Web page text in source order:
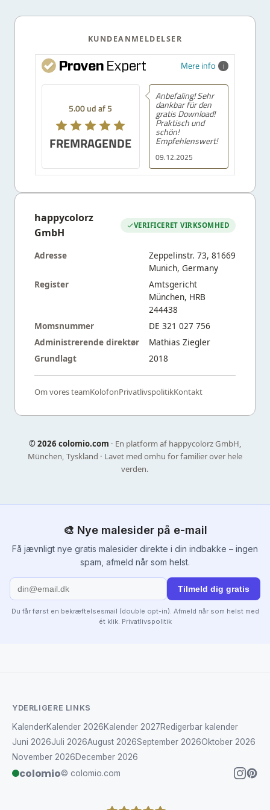
KUNDEANMELDELSER
Mere info
5.00 ud af 5
FREMRAGENDE
09.12.2025
Anbefaling! Sehr
dankbar für den
gratis Download!
Praktisch und
schön!
Empfehlenswert!
happycolorz
GmbH
VERIFICERET VIRKSOMHED
Adresse
Zeppelinstr. 73, 81669
Munich, Germany
Register
Amtsgericht
München, HRB
244438
Momsnummer
DE 321 027 756
Administrerende direktør
Mathias Ziegler
Grundlagt
2018
Om vores teamKolofonPrivatlivspolitikKontakt
©2026 colomio.com · En platform af happycolorz GmbH,
München, Tyskland · Lavet med omhu for familier over hele
verden.
🎨 Nye malesider på e-mail
Få jævnligt nye gratis malesider direkte i din indbakke – ingen
spam, afmeld når som helst.
Tilmeld dig gratis
Du får først en bekræftelsesmail (double opt-in). Afmeld når som helst med
ét klik. Privatlivspolitik
YDERLIGERE LINKS
KalenderKalender 2026Kalender 2027Redigerbar kalender
Juni 2026Juli 2026August 2026September 2026Oktober 2026
November 2026December 2026
colomio© colomio.com